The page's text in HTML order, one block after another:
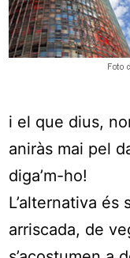
i el que dius,
aniràs mai pel
diga’m-ho!
L’alternativa
arriscada, de